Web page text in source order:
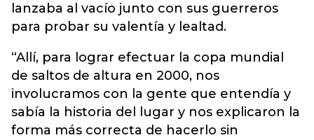
lanzaba al vacío junto con sus guerreros
para probar su valentía y lealtad.
“Allí, para lograr efectuar la copa mundial
de saltos de altura en 2000, nos
involucramos con la gente que entendía y
sabía la historia del lugar y nos explicaron la
forma más correcta de hacerlo sin